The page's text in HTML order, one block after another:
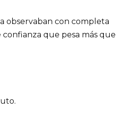
observaban con completa
que pesa más que